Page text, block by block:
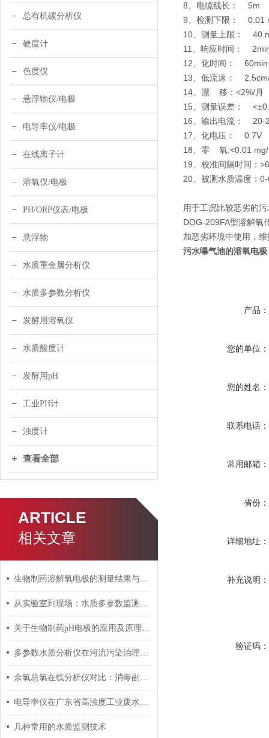
总有机碳分析仪
硬度计
色度仪
悬浮物仪/电极
电导率仪/电极
在线离子计
溶氧仪/电极
PH/ORP仪表/电极
悬浮物
水质重金属分析仪
水质多参数分析仪
发酵用溶氧仪
水质酸度计
发酵用pH
工业PH计
浊度计
查看全部
ARTICLE
相关文章
生物制药溶解氧电极的测量结果与生物制药过程的关系
从实验室到现场：水质多参数监测设备的便携性与应用
关于生物制药pH电极的应用及原理分享
多参数水质分析仪在河流污染治理中的应用探索
余氯总氯在线分析仪对比：消毒副产物监控方案详解
电导率仪在广东省高浊度工业废水处理中的技术实证
几种常用的水质监测技术
8、电
9
检测下限： 0.01
10
测量上限： 40
11
响应时间：
12
化时间： 60min
13
低流速：
14
漂 移：<2%/月
15
测量误差：
16
输出电流： 20-
17
化电压： 0.7V
18
零 氧:<0.01
19
校准间隔时间：
20
被测水质温度：
用于工况比较恶劣的
DOG-209FA型溶解氧
加恶劣环境中使用，
污水曝气池的溶氧电极
产品：
您的单位：
您的姓名：
联系电话：
常用邮箱：
省份：
详细地址：
补充说明：
验证码：